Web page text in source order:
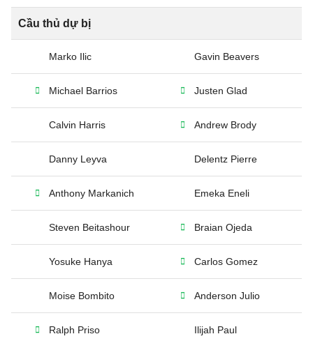
Cầu thủ dự bị
Marko Ilic Gavin Beavers
Michael Barrios Justen Glad
Calvin Harris Andrew Brody
Danny Leyva Delentz Pierre
Anthony Markanich Emeka Eneli
Steven Beitashour Braian Ojeda
Yosuke Hanya Carlos Gomez
Moise Bombito Anderson Julio
Ralph Priso Ilijah Paul